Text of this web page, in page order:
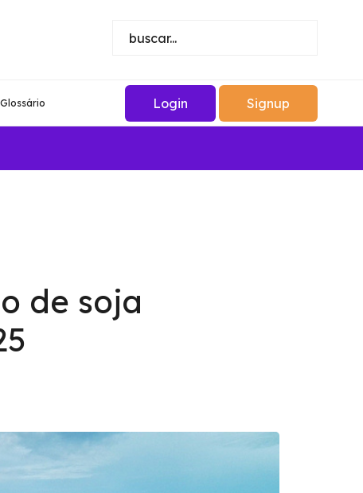
Glossário Login Signup
de soja